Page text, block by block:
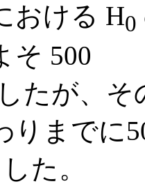
おける H0
そ 500
たが、そ
りまでに
た。